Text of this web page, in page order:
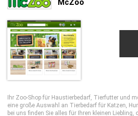
McZoo
Ihr Zoo-Shop für Haustierbedarf, Tierfutter und
eine große Auswahl an Tierbedarf für Katzen,
bei uns finden Sie alles für Ihren kleinen Liebling,